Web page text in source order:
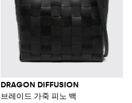
DRAGON DIFFUSION
브레이드 가죽 피노 백